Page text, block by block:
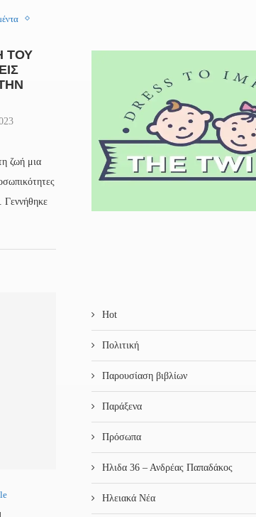
ΤΟΥ
ζωή μια
Γεννήθηκε
Hot
Πολιτική
Παρουσίαση βιβλίων
Παράξενα
Πρόσωπα
Ηλιδα 36 – Ανδρέας Παπαδάκος
Ηλειακά Νέα